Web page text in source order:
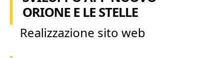
ORIONE E LE STELLE
Realizzazione sito web